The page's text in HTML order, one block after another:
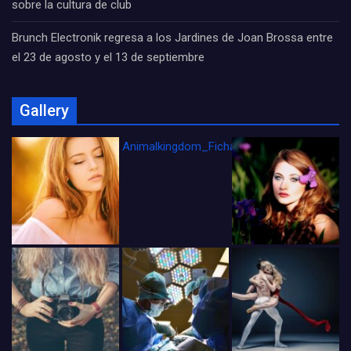
sobre la cultura de club
Brunch Electronik regresa a los Jardines de Joan Brossa entre
el 23 de agosto y el 13 de septiembre
Gallery
Animalkingdom_FichaCine